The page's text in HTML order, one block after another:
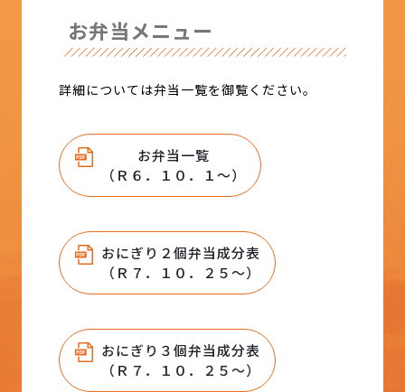
お弁当メニュー
詳細については弁当一覧を御覧ください。
お弁当一覧
（Ｒ６．１０．１～）
おにぎり２個弁当成分表
（Ｒ７．１０．２５～）
おにぎり３個弁当成分表
（Ｒ７．１０．２５～）